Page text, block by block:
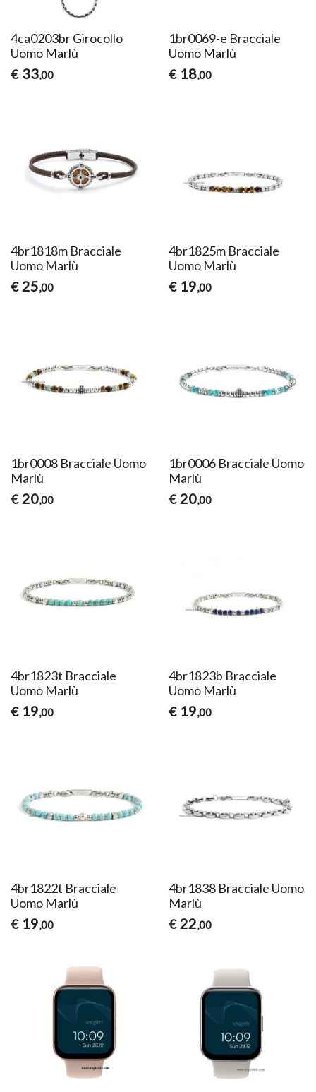
4ca0203br Girocollo
Uomo Marlù
€ 33,00
1br0069-e Bracciale
Uomo Marlù
€ 18,00
4br1818m Bracciale
Uomo Marlù
€ 25,00
4br1825m Bracciale
Uomo Marlù
€ 19,00
1br0008 Bracciale Uomo
Marlù
€ 20,00
1br0006 Bracciale Uomo
Marlù
€ 20,00
4br1823t Bracciale
Uomo Marlù
€ 19,00
4br1823b Bracciale
Uomo Marlù
€ 19,00
4br1822t Bracciale
Uomo Marlù
€ 19,00
4br1838 Bracciale Uomo
Marlù
€ 22,00